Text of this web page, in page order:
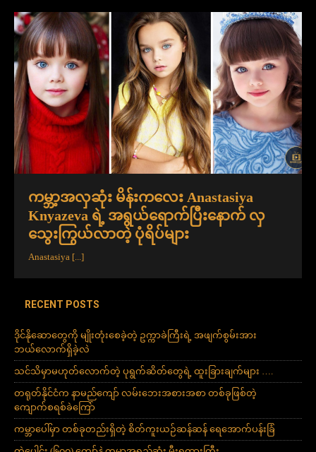
ကမ္ဘာ့အလှဆုံး မိန်းကလေး Anastasiya
Knyazeva ရဲ့ အရွယ်ရောက်ပြီးနောက် လှ
သွေးကြွယ်လာတဲ့ ပုံရိပ်များ
Anastasiya [...]
RECENT POSTS
ဒိုင်နိုဆောတွေကို မျိုးတုံးစေခဲ့တဲ့ ဥက္ကာခဲကြီးရဲ့ အဖျက်စွမ်းအား
ဘယ်လောက်ရှိခဲ့လဲ
သင်သိမှာမဟုတ်လောက်တဲ့ ပုရွက်ဆိတ်တွေရဲ့ ထူးခြားချက်များ ….
တရုတ်နိုင်ငံက နာမည်ကျော် လမ်းဘေးအစားအစာ တစ်ခုဖြစ်တဲ့
ကျောက်စရစ်ခဲကြော်
ကမ္ဘာပေါ်မှာ တစ်ခုတည်းရှိတဲ့ စိတ်ကူးယဉ်ဆန်ဆန် ရေအောက်ပန်းခြံ